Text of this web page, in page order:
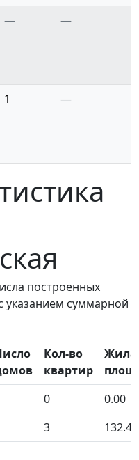
— —
1 —
построенных
указанием суммарной
Кол-во
квартир
0
0.00
3 132.40